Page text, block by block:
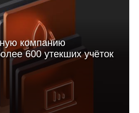
компанию
600 утекших учёток